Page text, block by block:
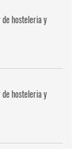
hosteleri­a y
hosteleri­a y